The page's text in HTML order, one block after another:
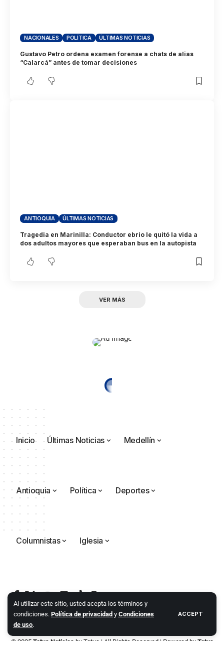
Al utilizar este sitio, usted acepta los términos y
condiciones. Política de privacidad y Condiciones
de uso.
ACCEPT
NACIONALES POLÍTICA ÚLTIMAS NOTICIAS
Gustavo Petro ordena examen forense a chats de alias
“Calarcá” antes de tomar decisiones
ANTIOQUIA ÚLTIMAS NOTICIAS
Tragedia en Marinilla: Conductor ebrio le quitó la vida a
dos adultos mayores que esperaban bus en la autopista
VER MÁS
Inicio Últimas Noticias Medellín
Antioquia Política Deportes
Columnistas Iglesia
© 2025 Totus Noticias by Totus | All Rights Reserved | Powered by Totus